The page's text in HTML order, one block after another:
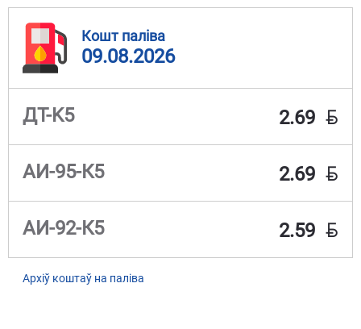
Кошт паліва
09.08.2026
ДТ-K5 2.69 BYN
АИ-95-К5 2.69 BYN
АИ-92-К5 2.59 BYN
Архіў коштаў на паліва